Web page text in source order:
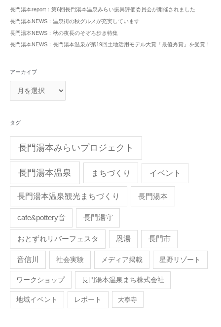
長門湯本report：第6回長門湯本温泉みらい振興評価委員会が開催されました
長門湯本NEWS：温泉街の秋グルメが充実しています
長門湯本NEWS：秋の夜長のそぞろ歩き特集
長門湯本NEWS：長門湯本温泉が第19回土地活用モデル大賞「最優秀賞」を受賞！
アーカイブ
タグ
長門湯本みらいプロジェクト
長門湯本温泉 まちづくり イベント
長門湯本温泉観光まちづくり 長門湯本
cafe&pottery音 長門湯守
おとずれリバーフェスタ 恩湯 長門市
音信川 社会実験 メディア掲載 星野リゾート
ワークショップ 長門湯本温泉まち株式会社
地域イベント レポート 大寧寺